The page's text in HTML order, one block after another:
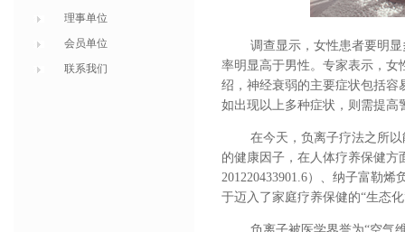
理事单位
会员单位
联系我们
调查显示，女性患者要明
率明显高于男性。专家表示，女
绍，神经衰弱的主要症状包括容
如出现以上多种症状，则需提高
在今天，负离子疗法之所
的健康因子，在人体疗养保健
201220433901.6）、纳子富勒烯
于迈入了家庭疗养保健的“生态